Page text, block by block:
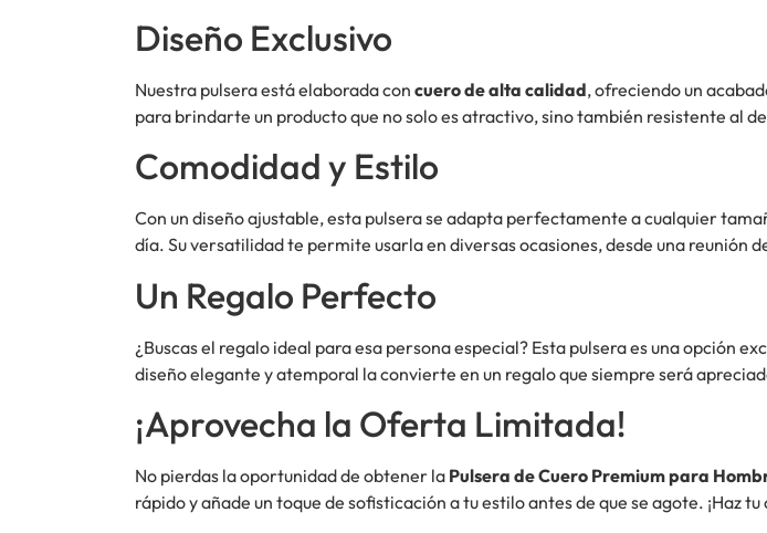
Diseño Exclusivo
Nuestra pulsera está elaborada con cuero de alta calidad, ofreciendo un
para brindarte un producto que no solo es atractivo, sino también resistente al
Comodidad y Estilo
Con un diseño ajustable, esta pulsera se adapta perfectamente a cualquier
día. Su versatilidad te permite usarla en diversas ocasiones, desde una reunión
Un Regalo Perfecto
¿Buscas el regalo ideal para esa persona especial? Esta pulsera es una opción
diseño elegante y atemporal la convierte en un regalo que siempre será
¡Aprovecha la Oferta Limitada!
No pierdas la oportunidad de obtener la Pulsera de Cuero Premium para
rápido y añade un toque de sofisticación a tu estilo antes de que se agote. ¡Haz